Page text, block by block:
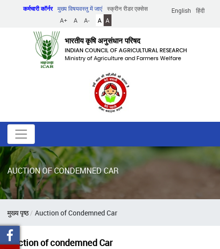
English हिंदी
कर्मचारी कॉर्नर मुख्य विषयवस्तु में जाएं
स्क्रीन रीडर एक्सेस
A+
A A- A A
भारतीय कृषि अनुसंधान परिषद
INDIAN COUNCIL OF AGRICULTURAL RESEARCH
Ministry of Agriculture and Farmers Welfare
AUCTION OF CONDEMNED CAR
पग
चिन्ह
मुख्य पृष्ठ Auction of Condemned Car
Auction of condemned Car